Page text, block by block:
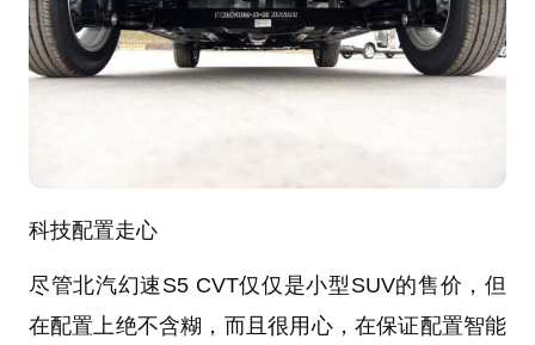
科技配置走心
尽管北汽幻速S5 CVT仅仅是小型SUV的售价，但
在配置上绝不含糊，而且很用心，在保证配置智能